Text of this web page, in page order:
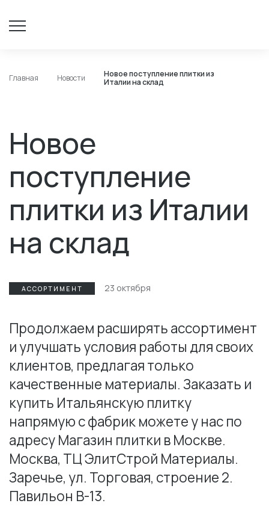
Главная Новости
Новое поступление плитки из
Италии на склад
Новое
поступление
плитки из Италии
на склад
АССОРТИМЕНТ 23 октября
Продолжаем расширять ассортимент
и улучшать условия работы для своих
клиентов, предлагая только
качественные материалы. Заказать и
купить Итальянскую плитку
напрямую с фабрик можете у нас по
адресу Магазин плитки в Москве.
Москва, ТЦ ЭлитСтрой Материалы.
Заречье, ул. Торговая, строение 2.
Павильон В-13.